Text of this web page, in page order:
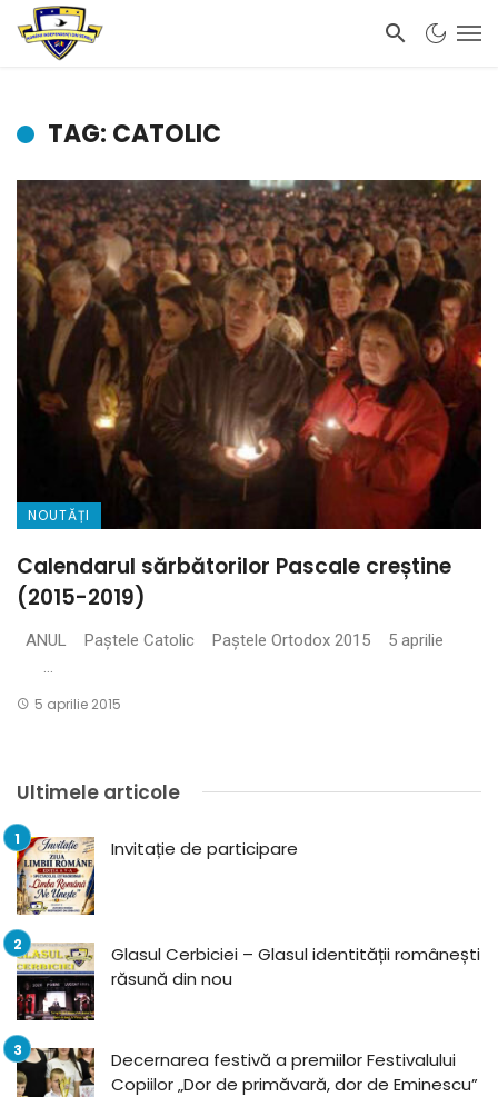
TAG: CATOLIC
NOUTĂȚI
Calendarul sărbătorilor Pascale creștine
(2015-2019)
ANUL Paștele Catolic Paștele Ortodox 2015 5 aprilie
5 aprilie 2015
Ultimele articole
Invitație de participare
Glasul Cerbiciei – Glasul identității românești
răsună din nou
Decernarea festivă a premiilor Festivalului
Copiilor „Dor de primăvară, dor de Eminescu”